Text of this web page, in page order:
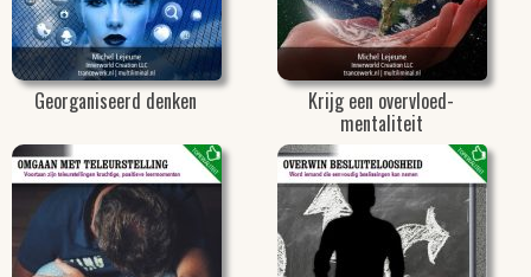
Georganiseerd denken Krijg een overvloed-
mentaliteit